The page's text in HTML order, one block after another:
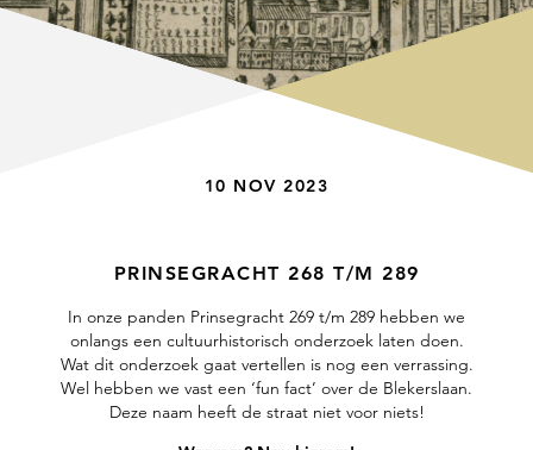
10 NOV 2023
PRINSEGRACHT 268 T/M 289
In onze panden Prinsegracht 269 t/m 289 hebben we
onlangs een cultuurhistorisch onderzoek laten doen.
Wat dit onderzoek gaat vertellen is nog een verrassing.
Wel hebben we vast een ‘fun fact’ over de Blekerslaan.
Deze naam heeft de straat niet voor niets!